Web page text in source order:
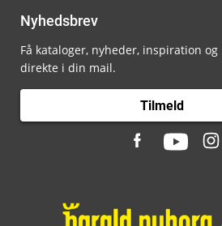
Nyhedsbrev
Få kataloger, nyheder, inspiration
direkte i din mail.
Tilmeld